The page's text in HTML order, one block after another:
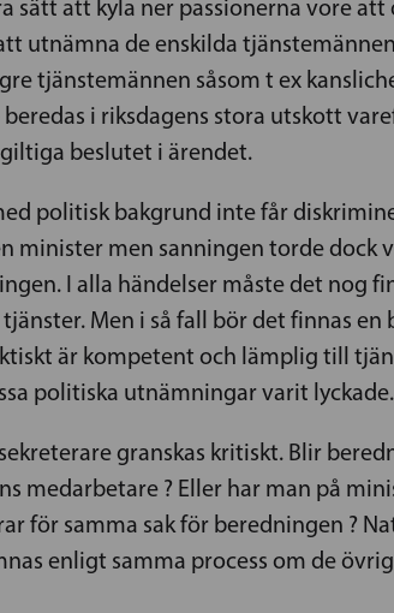
att kyla ner passionerna vore att
utnämna de enskilda
tjänstemännen såsom t ex
i riksdagens stora utskott
beslutet i ärendet.
politisk bakgrund inte får
minister men sanningen torde dock
I alla händelser måste det nog
Men i så fall bör det finnas en
är kompetent och lämplig till
politiska utnämningar varit lyckade.
granskas kritiskt. Blir
medarbetare ? Eller har man på
för samma sak för beredningen ?
enligt samma process om de